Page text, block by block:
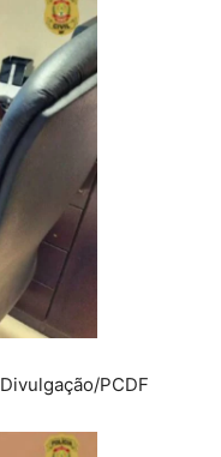
Divulgação/PCDF